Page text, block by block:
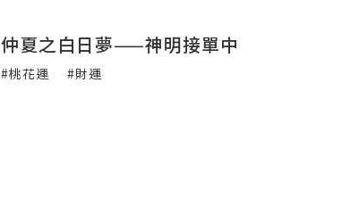
仲夏之白日夢——神明接單中
#桃花運 #財運